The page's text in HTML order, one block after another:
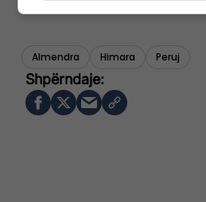
Almendra Himara Peruj